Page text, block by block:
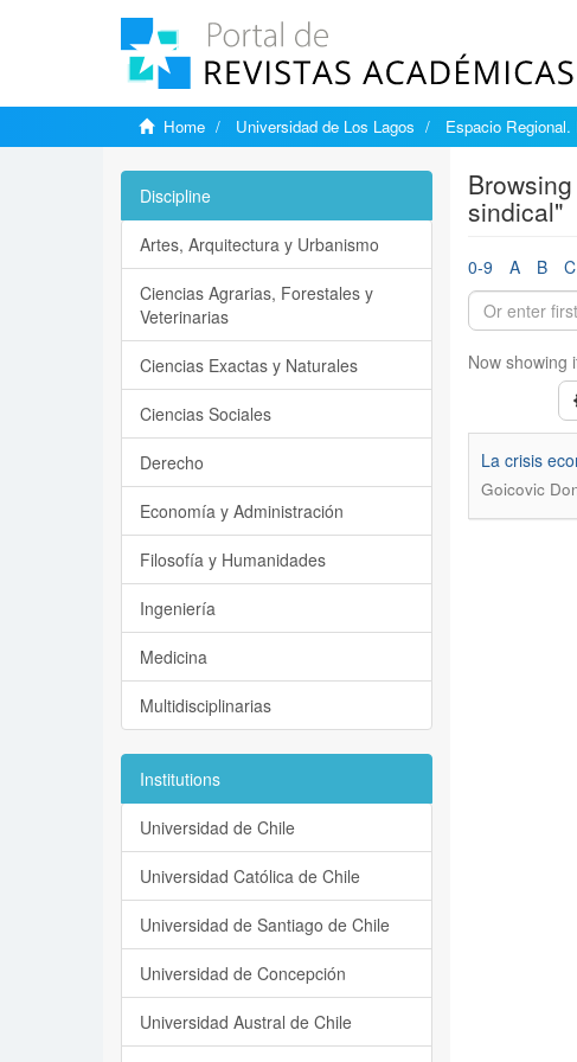
Home Universidad de Los Lagos Espacio
sindical"
0-9 A B C
Now showing
La crisis
Goicovic
Discipline
Artes, Arquitectura y Urbanismo
Ciencias Agrarias, Forestales y
Veterinarias
Ciencias Exactas y Naturales
Ciencias Sociales
Derecho
Economía y Administración
Filosofía y Humanidades
Ingeniería
Medicina
Multidisciplinarias
Institutions
Universidad de Chile
Universidad Católica de Chile
Universidad de Santiago de Chile
Universidad de Concepción
Universidad Austral de Chile